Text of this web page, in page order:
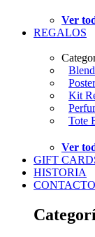
Ver
REGALOS
Kit
Tote
Ver
GIFT
HISTORIA
CONTACTO